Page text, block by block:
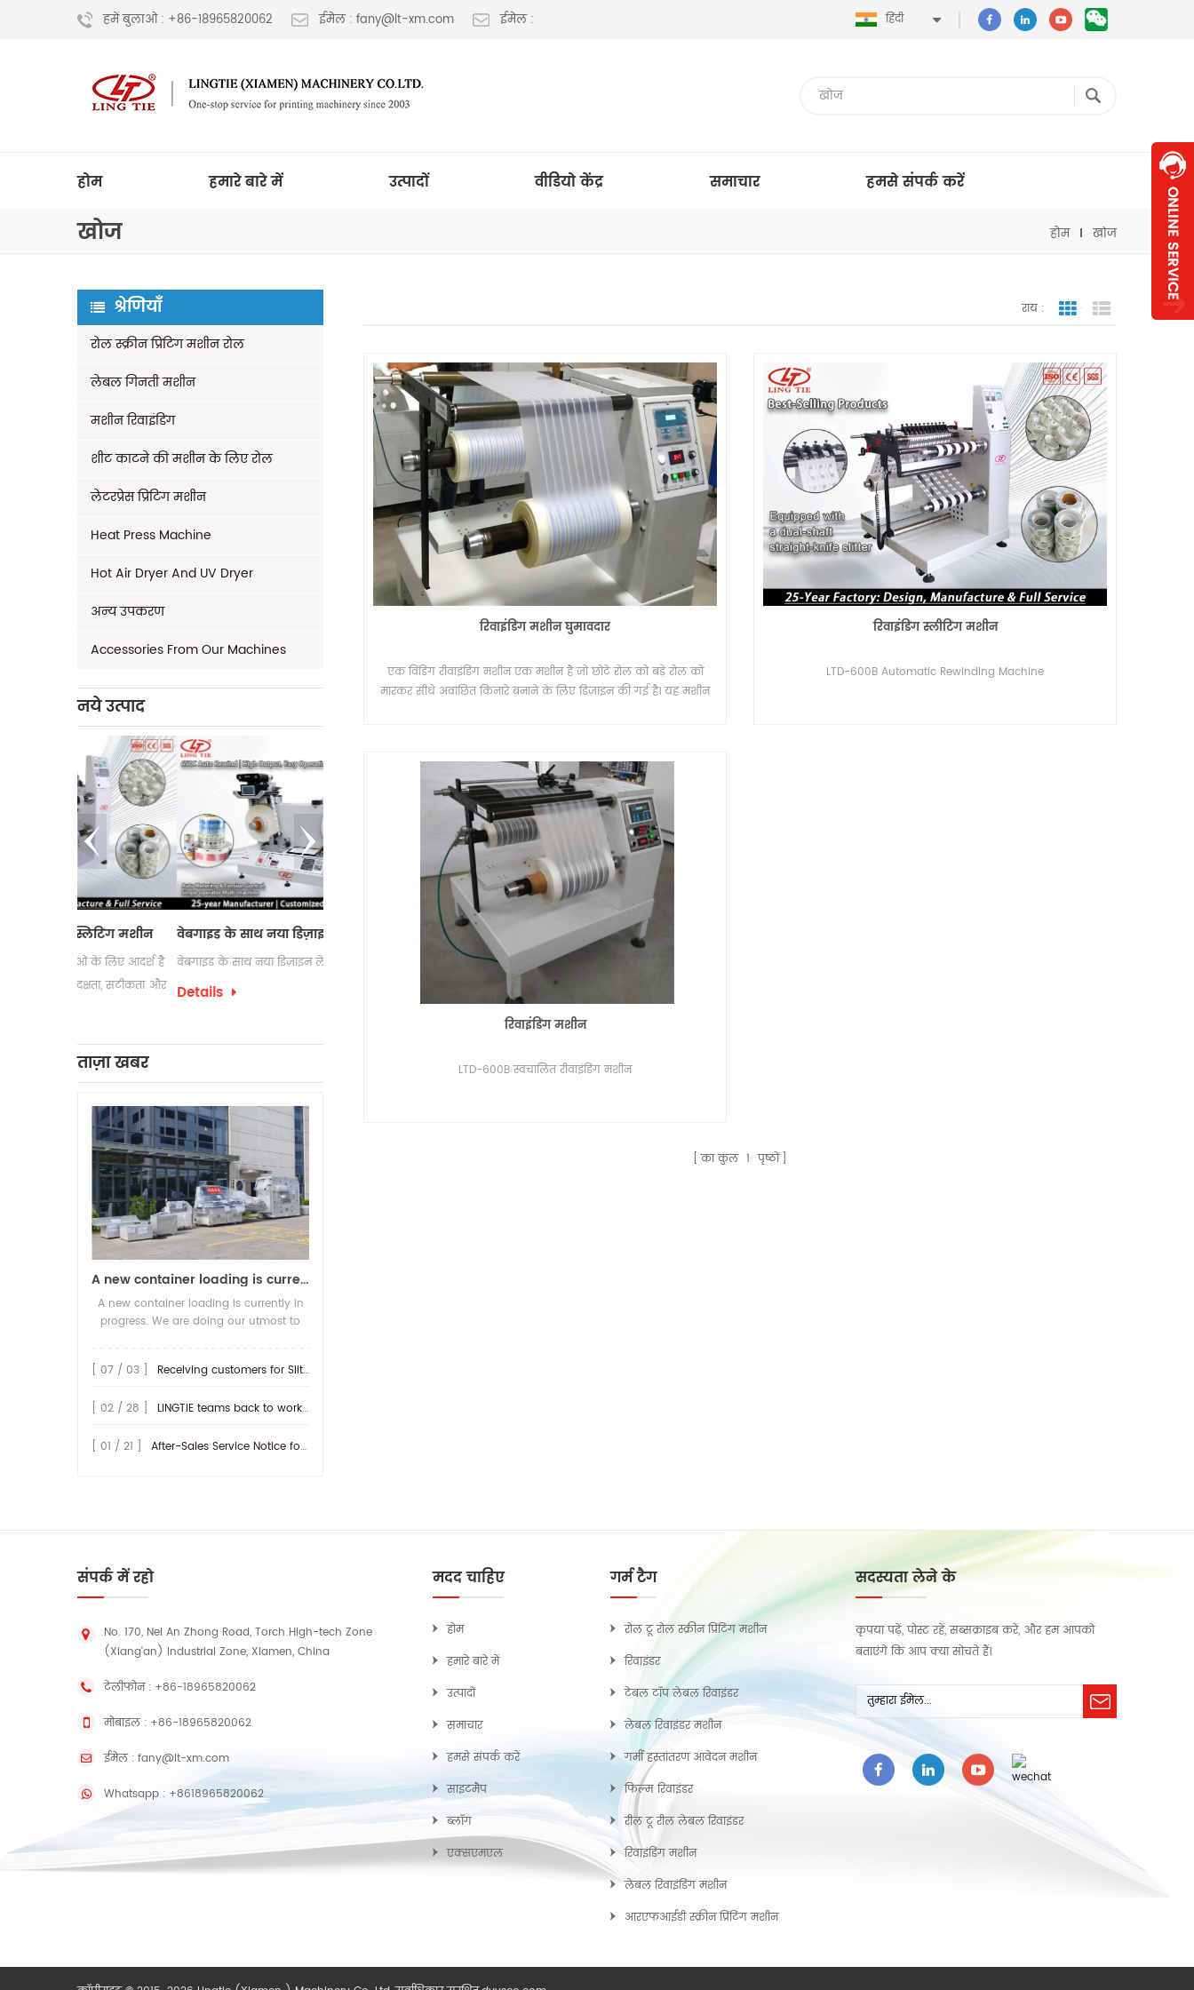
हमें बुलाओ : +86-18965820062 ईमेल : fany@lt-xm.com ईमेल : हिंदी
होम हमारे बारे में उत्पादों वीडियो केंद्र समाचार हमसे संपर्क करें
खोज होम खोज
श्रेणियाँ
रोल स्क्रीन प्रिंटिंग मशीन रोल
लेबल गिनती मशीन
मशीन रिवाइंडिंग
शीट काटने की मशीन के लिए रोल
लेटरप्रेस प्रिंटिंग मशीन
Heat Press Machine
Hot Air Dryer And UV Dryer
अन्य उपकरण
Accessories From Our Machines
नये उत्पाद
वेबगाइड के साथ नया डिज़ाइन लेबल काउंटर
वेबगाइड के साथ नया डिज़ाइन लेबल काउंटर
Details
इलेक्ट्रोस्टैटिक एलिमिनेटिंग रिवाइंडर
लेबल रिवाइंडिंग मशीनें आमतौर पर उन उद्योगों में
उपयोग की जाती हैं जिनके लिए कुशल लेबलिंग और
पैकेजिंग प्रक्रियाओं की आवश्यकता होती है। कुछ उद्योगों
को अक्सर अपने उत्पादन का समर्थन करने के लिए
यूवी रोल टू रोल प्रिंटिंग मशीन
एक हॉट एयर ड्रायर शामिल हैं। यूवी ड्रायर और आईआर
ड्रायर विकल्प के लिए उपलब्ध है। हीट ट्रांसफर लेबल
जोड़ा जा सकता है।
Details
ताज़ा खबर
A new container loading is currently in progress.
A new container loading is currently in
progress. We are doing our utmost to
earliest possible time.
[ 07 / 03 ] Receiving customers for Slitting machine with differential Slip Shaft
[ 02 / 28 ] LINGTIE teams back to work at Feb.25th.
[ 01 / 21 ] After-Sales Service Notice for Turkey Region
राय : जाली देखनासूची दृश्य
रिवाइंडिंग मशीन घुमावदार
एक विंडिंग रीवाइंडिंग मशीन एक मशीन है जो छोटे रोल को बड़े रोल को
मारकर सीधे अवांछित किनारे बनाने के लिए डिज़ाइन की गई है। यह मशीन
रिवाइंडिंग स्लीटिंग मशीन
LTD-600B Automatic Rewinding Machine
रिवाइंडिंग मशीन
LTD-600B स्वचालित रीवाइंडिंग मशीन
का कुल 1 पृष्ठों
संपर्क में रहो
No. 170, Nei An Zhong Road, Torch High-tech Zone
(Xiang'an) Industrial Zone, Xiamen, China
टेलीफोन : +86-18965820062
मोबाइल : +86-18965820062
ईमेल : fany@lt-xm.com
Whatsapp : +8618965820062
मदद चाहिए
होम
हमारे बारे में
उत्पादों
समाचार
हमसे संपर्क करें
साइटमैप
ब्लॉग
एक्सएमएल
गर्म टैग
रोल टू रोल स्क्रीन प्रिंटिंग मशीन
रिवाइंडर
टेबल टॉप लेबल रिवाइंडर
लेबल रिवाइंडर मशीन
गर्मी हस्तांतरण आवेदन मशीन
फिल्म रिवाइंडर
रील टू रील लेबल रिवाइंडर
रिवाइंडिंग मशीन
लेबल रिवाइंडिंग मशीन
आरएफआईडी स्क्रीन प्रिंटिंग मशीन
सदस्यता लेने के
कृपया पढ़ें, पोस्ट रहें, सब्सक्राइब करें, और हम आपको
बताएंगे कि आप क्या सोचते हैं।